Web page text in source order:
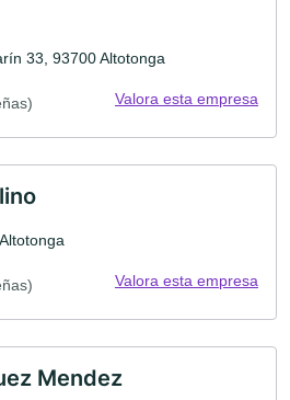
33, 93700 Altotonga
Valora esta empresa
Valora esta empresa
Mendez